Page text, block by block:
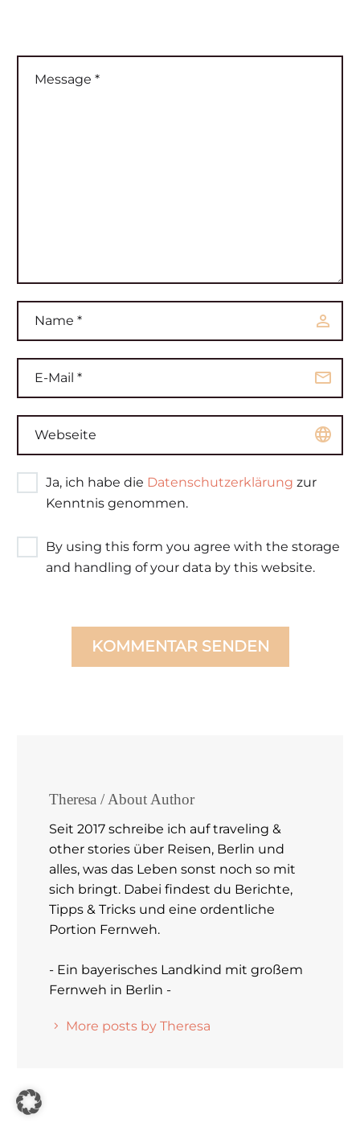
Ja, ich habe die Datenschutzerklärung zur
Kenntnis genommen.
By using this form you agree with the storage
and handling of your data by this website.
KOMMENTAR SENDEN
Theresa / About Author
Seit 2017 schreibe ich auf traveling &
other stories über Reisen, Berlin und
alles, was das Leben sonst noch so mit
sich bringt. Dabei findest du Berichte,
Tipps & Tricks und eine ordentliche
Portion Fernweh.
- Ein bayerisches Landkind mit großem
Fernweh in Berlin -
More posts by Theresa